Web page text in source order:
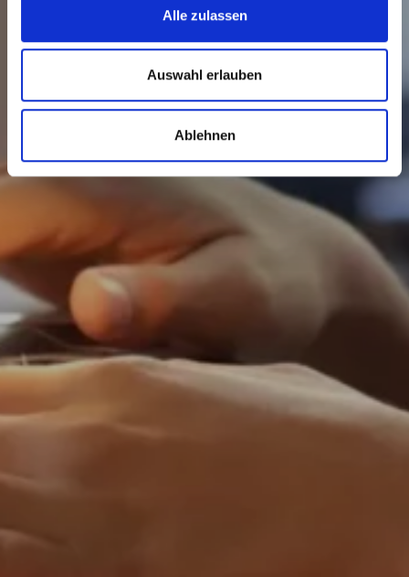
Alle zulassen
Auswahl erlauben
Ablehnen